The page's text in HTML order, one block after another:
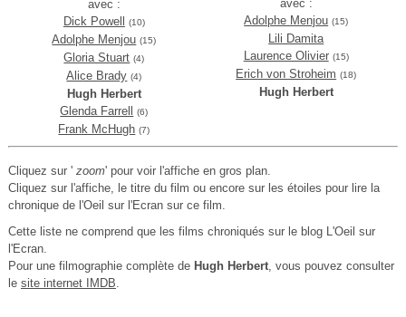
avec :
Dick Powell
(10)
Adolphe Menjou (15)
Gloria Stuart (4)
Alice Brady (4)
Hugh Herbert
Glenda Farrell
(6)
Frank McHugh (7)
avec :
Adolphe Menjou (15)
Lili Damita
Laurence Olivier (15)
Erich von Stroheim (18)
Hugh Herbert
Cliquez sur ' zoom' pour voir l'affiche en gros plan.
Cliquez sur l'affiche, le titre du film ou encore sur les étoiles pour lire la
chronique de l'Oeil sur l'Ecran sur ce film.
Cette liste ne comprend que les films chroniqués sur le blog L'Oeil sur
l'Ecran.
Pour une filmographie complète de Hugh Herbert, vous pouvez consulter
le site internet IMDB.